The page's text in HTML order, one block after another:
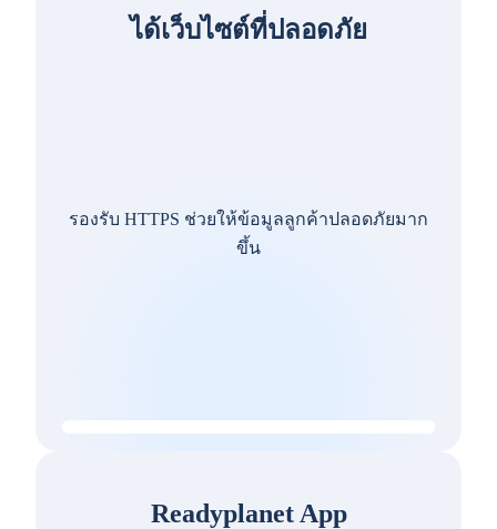
ได้เว็บไซต์ที่ปลอดภัย
รองรับ HTTPS ช่วยให้ข้อมูลลูกค้าปลอดภัยมาก
ขึ้น
Readyplanet App